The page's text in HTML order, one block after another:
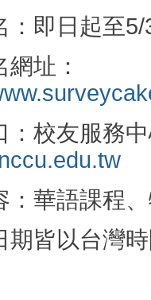
：即日起至5/
址：
：校友服務
：華語課程
皆以台灣